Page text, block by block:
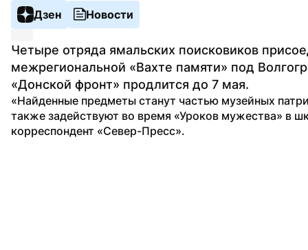
Дзен
Новости
Четыре отряда ямальских поисковиков
межрегиональной «Вахте памяти» под
«Донской фронт» продлится до 7 мая.
«Найденные предметы станут частью музейных
также задействуют во время «Уроков мужества» в
корреспондент «Север-Пресс».